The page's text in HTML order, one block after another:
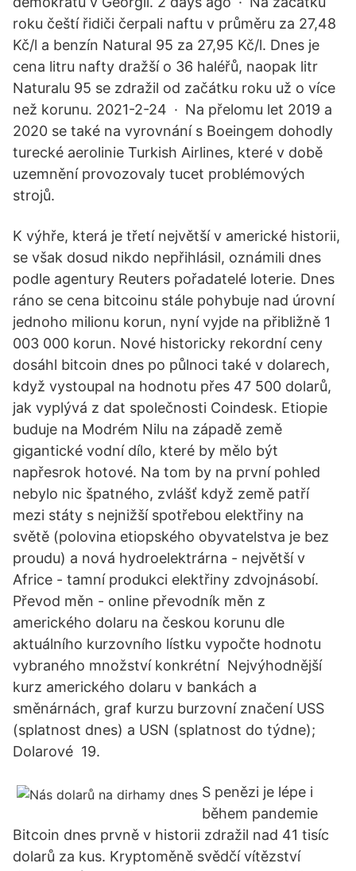
roku čeští řidiči čerpali naftu v průměru za 27,48
Kč/l a benzín Natural 95 za 27,95 Kč/l. Dnes je
cena litru nafty dražší o 36 haléřů, naopak litr
Naturalu 95 se zdražil od začátku roku už o více
než korunu. 2021-2-24 · Na přelomu let 2019 a
2020 se také na vyrovnání s Boeingem dohodly
turecké aerolinie Turkish Airlines, které v době
uzemnění provozovaly tucet problémových
strojů.
K výhře, která je třetí největší v americké historii,
se však dosud nikdo nepřihlásil, oznámili dnes
podle agentury Reuters pořadatelé loterie. Dnes
ráno se cena bitcoinu stále pohybuje nad úrovní
jednoho milionu korun, nyní vyjde na přibližně 1
003 000 korun. Nové historicky rekordní ceny
dosáhl bitcoin dnes po půlnoci také v dolarech,
když vystoupal na hodnotu přes 47 500 dolarů,
jak vyplývá z dat společnosti Coindesk. Etiopie
buduje na Modrém Nilu na západě země
gigantické vodní dílo, které by mělo být
napřesrok hotové. Na tom by na první pohled
nebylo nic špatného, zvlášť když země patří
mezi státy s nejnižší spotřebou elektřiny na
světě (polovina etiopského obyvatelstva je bez
proudu) a nová hydroelektrárna - největší v
Africe - tamní produkci elektřiny zdvojnásobí.
Převod měn - online převodník měn z
amerického dolaru na českou korunu dle
aktuálního kurzovního lístku vypočte hodnotu
vybraného množství konkrétní Nejvýhodnější
kurz amerického dolaru v bankách a
směnárnách, graf kurzu burzovní značení USS
(splatnost dnes) a USN (splatnost do týdne);
Dolarové 19.
S penězi je lépe i
během pandemie
Bitcoin dnes prvně v historii zdražil nad 41 tisíc
dolarů za kus. Kryptoměně svědčí vítězství